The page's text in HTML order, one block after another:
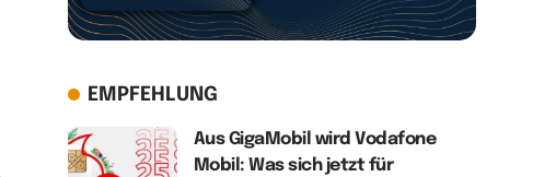
EMPFEHLUNG
Aus GigaMobil wird Vodafone
Mobil: Was sich jetzt für